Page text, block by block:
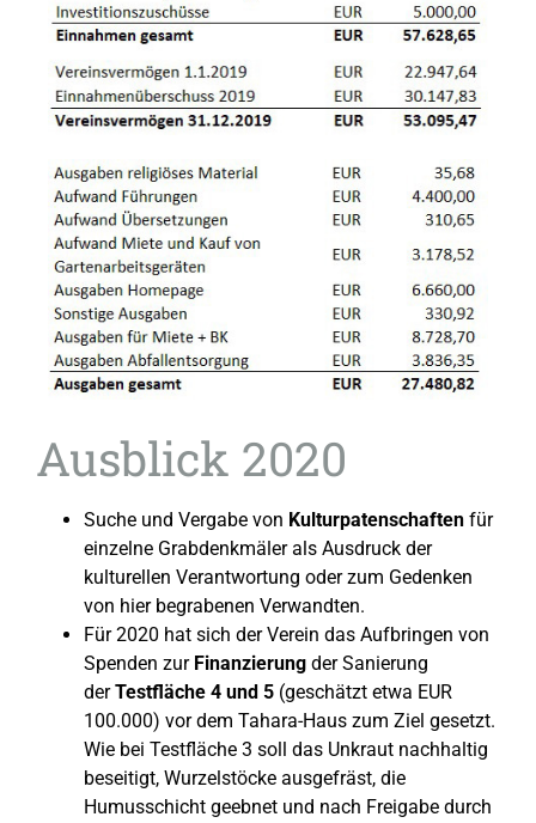
Ausblick 2020
Suche und Vergabe von Kulturpatenschaften für
einzelne Grabdenkmäler als Ausdruck der
kulturellen Verantwortung oder zum Gedenken
von hier begrabenen Verwandten.
Für 2020 hat sich der Verein das Aufbringen von
Spenden zur Finanzierung der Sanierung
derTestfläche 4 und 5 (geschätzt etwa EUR
100.000) vor dem Tahara-Haus zum Ziel gesetzt.
Wie bei Testfläche 3 soll das Unkraut nachhaltig
beseitigt, Wurzelstöcke ausgefräst, die
Humusschicht geebnet und nach Freigabe durch